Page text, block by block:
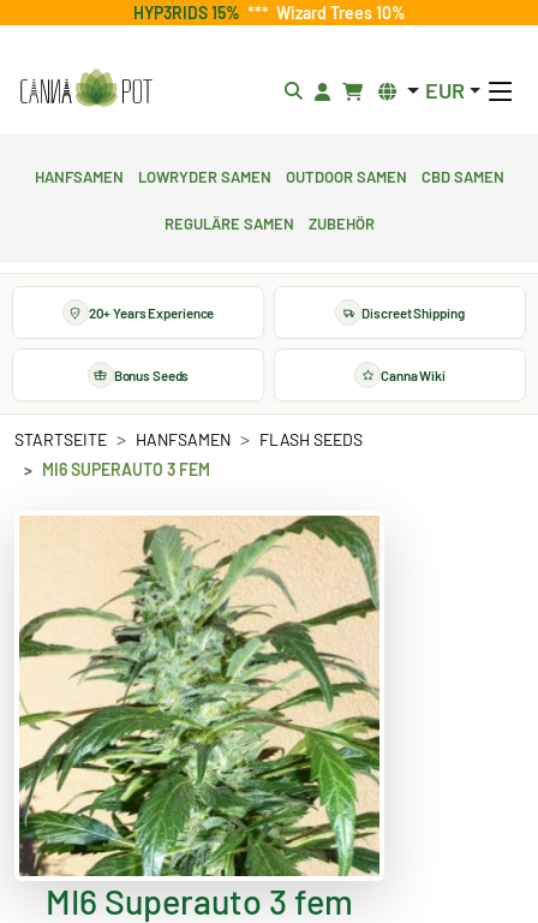
HYP3RIDS 15% *** Wizard Trees 10%
EUR
Hanfsamen Lowryder Samen Outdoor Samen CBD Samen
Reguläre Samen Zubehör
20+ Years Experience Discreet Shipping
Bonus Seeds Canna Wiki
STARTSEITE HANFSAMEN
FLASH SEEDS
MI6 SUPERAUTO 3 FEM
MI6 Superauto 3 fem